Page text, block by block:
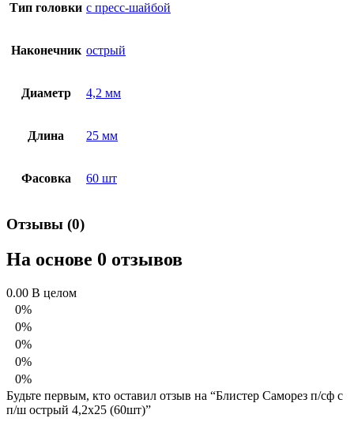
Тип головки с пресс-шайбой
Наконечник острый
Диаметр 4,2 мм
Длина 25 мм
Фасовка 60 шт
Отзывы (0)
На основе 0 отзывов
0.00 В целом
0%
0%
0%
0%
0%
Будьте первым, кто оставил отзыв на “Блистер Саморез п/сф с
п/ш острый 4,2х25 (60шт)”